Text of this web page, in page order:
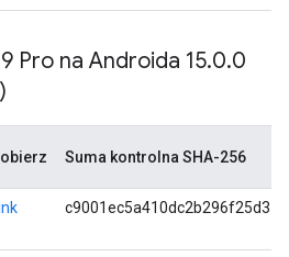
Pro na Androida 15.0.0
Suma kontrolna SHA-256